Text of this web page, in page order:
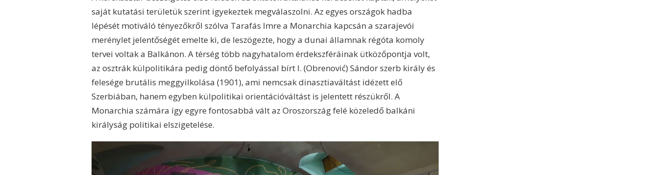
saját kutatási területük szerint igyekeztek megválaszolni. Az egyes országok hadba
lépését motiváló tényezőkről szólva Tarafás Imre a Monarchia kapcsán a szarajevói
merénylet jelentőségét emelte ki, de leszögezte, hogy a dunai államnak régóta komoly
tervei voltak a Balkánon. A térség több nagyhatalom érdekszféráinak ütközőpontja volt,
az osztrák külpolitikára pedig döntő befolyással bírt I. (Obrenović) Sándor szerb király és
felesége brutális meggyilkolása (1901), ami nemcsak dinasztiaváltást idézett elő
Szerbiában, hanem egyben külpolitikai orientációváltást is jelentett részükről. A
Monarchia számára így egyre fontosabbá vált az Oroszország felé közeledő balkáni
királyság politikai elszigetelése.